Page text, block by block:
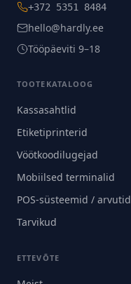
+372 5351 8484
hello@hardly.ee
Tööpäeviti 9–18
TOOTEKATALOOG
Kassasahtlid
Etiketiprinterid
Vöötkoodilugejad
Mobiilsed terminalid
POS-süsteemid / arvutid
Tarvikud
ETTEVÕTE